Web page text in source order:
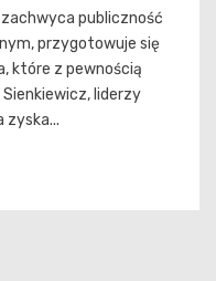
zachwyca publiczność
przygotowuje się
które z pewnością
liderzy
zyska...